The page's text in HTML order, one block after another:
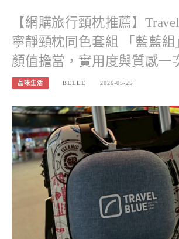
【網購旅行頸枕推薦】
寧靜頸枕同色套組 「藍藍組
顏值擔當，實用度與質感一
品味生活 BELLE 2026-05-25